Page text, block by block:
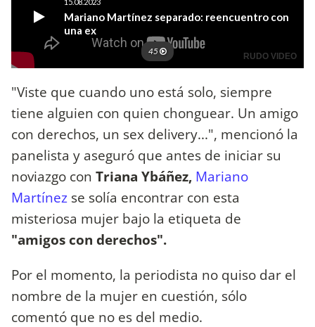
"Viste que cuando uno está solo, siempre
tiene alguien con quien chonguear. Un amigo
con derechos, un sex delivery...", mencionó la
panelista y aseguró que antes de iniciar su
noviazgo con Triana Ybáñez, Mariano
Martínez se solía encontrar con esta
misteriosa mujer bajo la etiqueta de
"amigos con derechos".
Por el momento, la periodista no quiso dar el
nombre de la mujer en cuestión, sólo
comentó que no es del medio.